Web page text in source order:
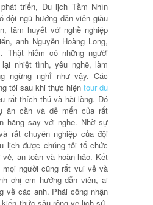
triển, Du lịch Tầm Nhìn
đội ngũ hướng dẫn viên giàu
tâm huyết với nghề nghiệp
anh Nguyễn Hoàng Long,
Thật hiếm có những người
nhiệt tình, yêu nghề, làm
ngừng nghỉ như vậy. Các
tôi sau khi thực hiện tour du
rất thích thú và hài lòng. Đó
ân cần và dễ mến của rất
hăng say với nghề. Nhờ sự
rất chuyên nghiệp của đội
lịch được chúng tôi tổ chức
an toàn và hoàn hảo. Kết
người cũng rất vui vẻ và
chị em hướng dẫn viên, ai
về các anh. Phải công nhận